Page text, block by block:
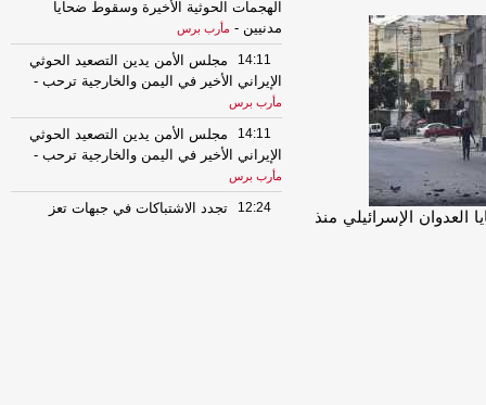
العدوان الإسرائيلي منذ
الهجمات الحوثية الأخيرة وسقوط ضحايا
مدنيين - مأرب برس
14:11
مجلس الأمن يدين التصعيد الحوثي
الإيراني الأخير في اليمن والخارجية ترحب -
مأرب برس
14:11
مجلس الأمن يدين التصعيد الحوثي
الإيراني الأخير في اليمن والخارجية ترحب -
مأرب برس
12:24
تجدد الاشتباكات في جبهات تعز